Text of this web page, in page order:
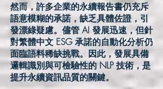
然而，許多企業的永續報告書仍充斥
語意模糊的承諾，缺乏具體佐證，引
發漂綠疑慮。儘管 AI 發展迅速，但針
對繁體中文 ESG 承諾的自動化分析仍
面臨語料稀缺挑戰。因此，發展具備
邏輯識別與可檢驗性的 NLP 技術，是
提升永續資訊品質的關鍵。